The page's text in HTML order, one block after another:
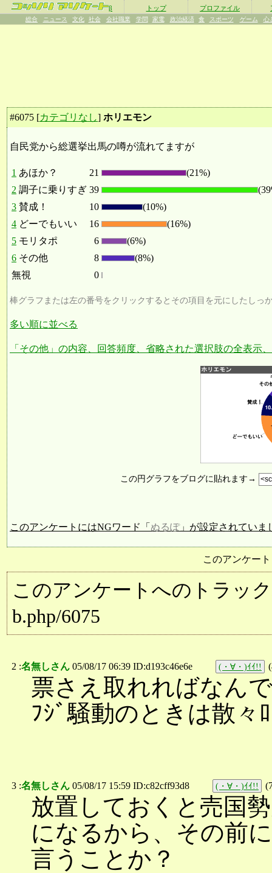
β トップ プロファイル
総合 ニュース 文化 社会 会社職業 学問 家電 政治経済 食 スポーツ ゲーム 心
#6075 [カテゴリなし] ホリエモン
自民党から総選挙出馬の噂が流れてますが
1 あほか？ 21
(21%)
2 調子に乗りすぎ 39
3 賛成！ 10
(10%)
4 どーでもいい 16
(16%)
5 モリタポ 6
(6%)
6 その他 8
(8%)
無視
0
棒グラフまたは左の番号をクリックするとその項目を元にしたしっ
多い順に並べる
「その他」の内容、回答頻度、省略された選択肢の全表示
この円グラフをブログに貼れます→
このアンケートにはNGワード「 ぬるぽ」が設定されていま
このアンケー
このアンケートへのトラッ
b.php/6075
2 :名無しさん 05/08/17 06:39 ID:d193c46e6e (・∀・)ｲｲ!! (
票さえ取れればなん
ﾌｼﾞ騒動のときは散々
3 :名無しさん 05/08/17 15:59 ID:c82cff93d8 (・∀・)ｲｲ!! (
放置しておくと売国
になるから、その前
言うことか？